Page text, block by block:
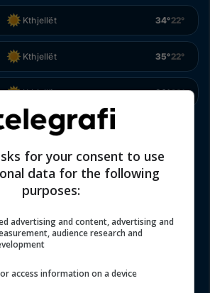
Kthjellët 34°22°
Kthjellët 35°22°
Kthjellët 36°23°
for your consent to use
data for the following
purposes:
advertising and content, advertising and
audience research and
access information on a device